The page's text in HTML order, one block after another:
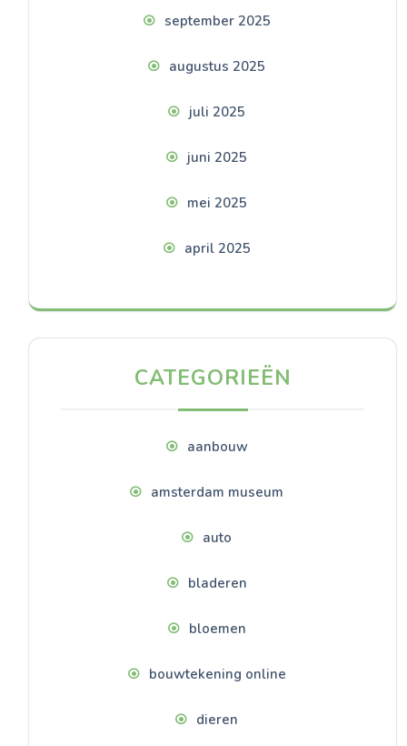
september 2025
augustus 2025
juli 2025
juni 2025
mei 2025
april 2025
CATEGORIEËN
aanbouw
amsterdam museum
auto
bladeren
bloemen
bouwtekening online
dieren